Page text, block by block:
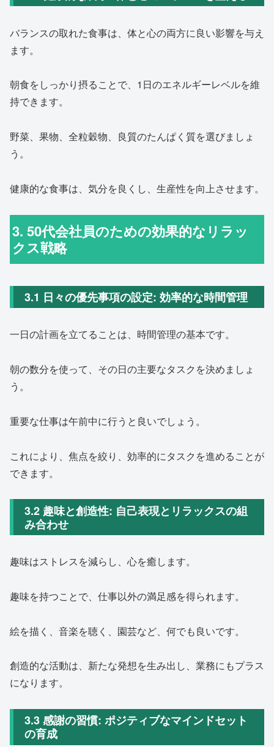
バランスの取れた食事は、体と心の両方に良い影響を与え
ます。
朝食をしっかり摂ることで、1日のエネルギーレベルを維
持できます。
野菜、果物、全粒穀物、良質のたんぱく質を選びましょ
う。
健康的な食事は、気分を良くし、生産性を向上させます。
3. 50代会社員のための効果的なリラッ
クス戦略
3.1 日々の優先事項の設定: 効率的な時間管理
一日の計画を立てることは、時間管理の基本です。
朝の数分を使って、その日の主要なタスクを決めましょ
う。
重要な仕事は午前中に行うと良いでしょう。
これにより、焦点を絞り、効率的にタスクを進めることが
できます。
3.2 趣味と創造性: 自己表現とリラックスの組
み合わせ
趣味はストレスを減らし、心を癒します。
趣味を持つことで、仕事以外の満足感を得られます。
絵を描く、音楽を聴く、園芸など、何でも良いです。
創造的な活動は、新たな発想を生み出し、業務にもプラス
になります。
3.3 感謝の習慣: ポジティブなマインドセット
の育成